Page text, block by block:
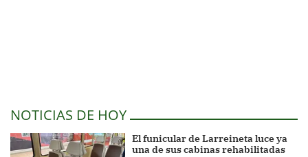
NOTICIAS DE HOY
El funicular de Larreineta luce ya
una de sus cabinas rehabilitadas